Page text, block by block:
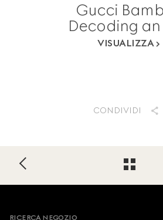
Gucci
Decoding
VISUALIZZA
CONDIVIDI
Footer
RICERCA NEGOZIO